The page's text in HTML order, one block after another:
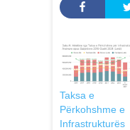
Taksa e
Përkohshme e
Infrastrukturës